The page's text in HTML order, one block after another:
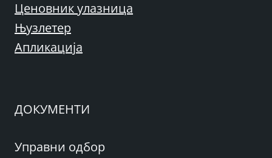
Ценовник улазница
Њузлетер
Апликација
ДОКУМЕНТИ
Управни одбор